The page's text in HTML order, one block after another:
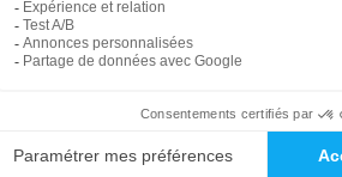
des prix les + bas